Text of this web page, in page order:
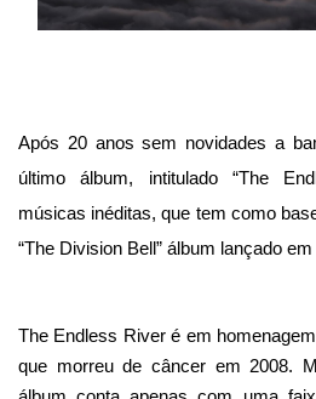
Após 20 anos sem novidades a
último álbum, intitulado “The
músicas inéditas, que tem como
“The Division Bell” álbum l ançado em
The Endless River é em
que morreu de câncer em 2008.